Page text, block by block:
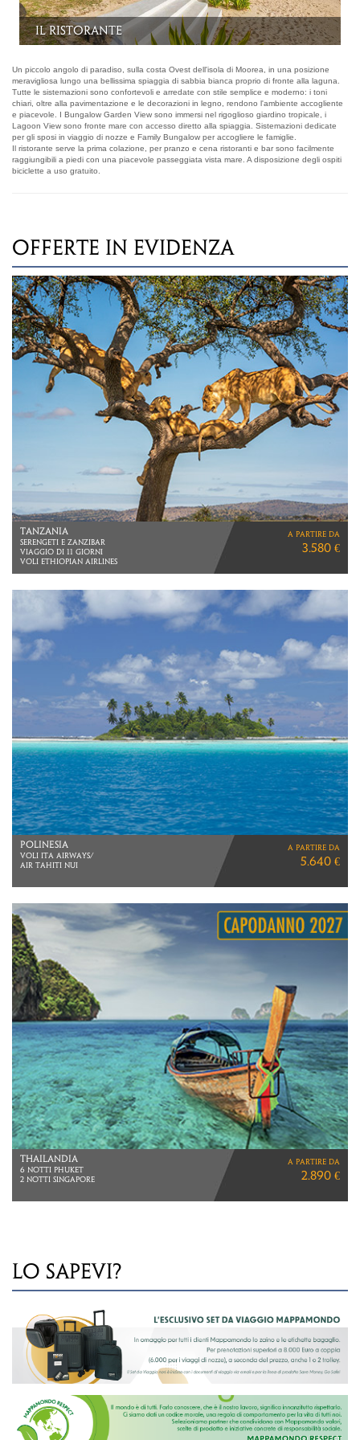
Garden View Bungalow
Un piccolo angolo di paradiso, sulla costa Ovest dell'isola di Moorea, in una posizione
meravigliosa lungo una bellissima spiaggia di sabbia bianca proprio di fronte alla laguna.
Tutte le sistemazioni sono confortevoli e arredate con stile semplice e moderno: i toni
chiari, oltre alla pavimentazione e le decorazioni in legno, rendono l'ambiente accogliente
e piacevole. I Bungalow Garden View sono immersi nel rigoglioso giardino tropicale, i
Lagoon View sono fronte mare con accesso diretto alla spiaggia. Sistemazioni dedicate
per gli sposi in viaggio di nozze e Family Bungalow per accogliere le famiglie.
Il ristorante serve la prima colazione, per pranzo e cena ristoranti e bar sono facilmente
raggiungibili a piedi con una piacevole passeggiata vista mare. A disposizione degli ospiti
biciclette a uso gratuito.
OFFERTE IN EVIDENZA
TANZANIA
SERENGETI E ZANZIBAR
VIAGGIO DI 11 GIORNI
VOLI ETHIOPIAN AIRLINES
a partire da
3.580 €
POLINESIA
VOLI ITA AIRWAYS/
AIR TAHITI NUI
a partire da
5.640 €
THAILANDIA
6 NOTTI PHUKET
2 NOTTI SINGAPORE
a partire da
2.890 €
LO SAPEVI?